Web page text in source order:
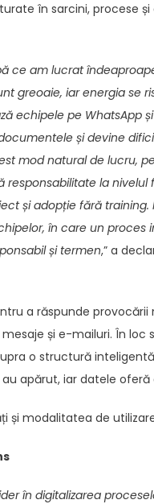
în sarcini, procese
ce am lucrat
greoaie, iar energia se
echipele pe WhatsApp
și devine
mod natural de lucru,
responsabilitate la
și adopție fără
în care un proces
și termen,” a
a răspunde
și e-mailuri. În
o structură
apărut, iar datele
și modalitatea de
în digitalizarea